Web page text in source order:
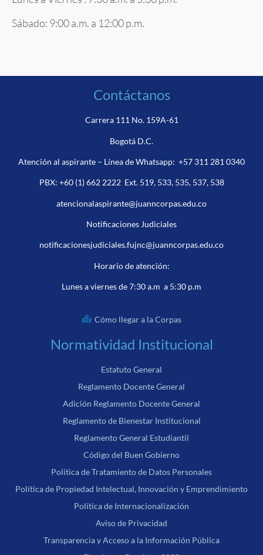
Sábado: 9:00 a.m. a 12:00 p.m.
Contáctanos
Carrera 111 No. 159A-61
Bogotá D.C.
Atención al aspirante – Línea de Whatsapp: +57 311 281 0340
PBX: +60 (1) 662 2222Ext. 519, 533, 535, 537, 538
atencionalaspirante@juanncorpas.edu.co
Notificaciones Judiciales
notificacionesjudiciales.fujnc@juanncorpas.edu.co
Horario de atención:
Lunes a viernes de 7:30 a.m a 5:30 p.m
Cómo llegar a la Corpas
Normatividad Institucional
Estatuto General
Reglamento Docente General
Adición Reglamento Docente General
Reglamento de Bienestar Institucional
Reglamento General Estudiantil
Código del Buen Gobierno
Política de Tratamiento de Datos Personales
Política de Propiedad Intelectual, Innovación y Emprendimiento
Política de Internacionalización
Aviso de Privacidad
Transparencia y Acceso a la Información Pública